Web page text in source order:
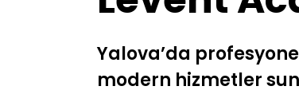
Yalova’da
modern hizmetler